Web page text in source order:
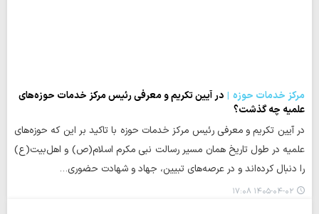
مرکز خدمات حوزه
در آیین تکریم و معرفی رئیس مرکز خدمات حوزه‌های
علمیه چه گذشت؟
در آیین تکریم و معرفی رئیس مرکز خدمات حوزه‌ با تاکید بر این که حوزه‌های
علمیه در طول تاریخ همان مسیر رسالت نبی مکرم اسلام(ص) و اهل‌بیت(ع)
را دنبال کرده‌اند و در عرصه‌های تبیین، جهاد و شهادت حضوری…
۱۴۰۵-۰۴-۰۲ ۱۷:۰۸